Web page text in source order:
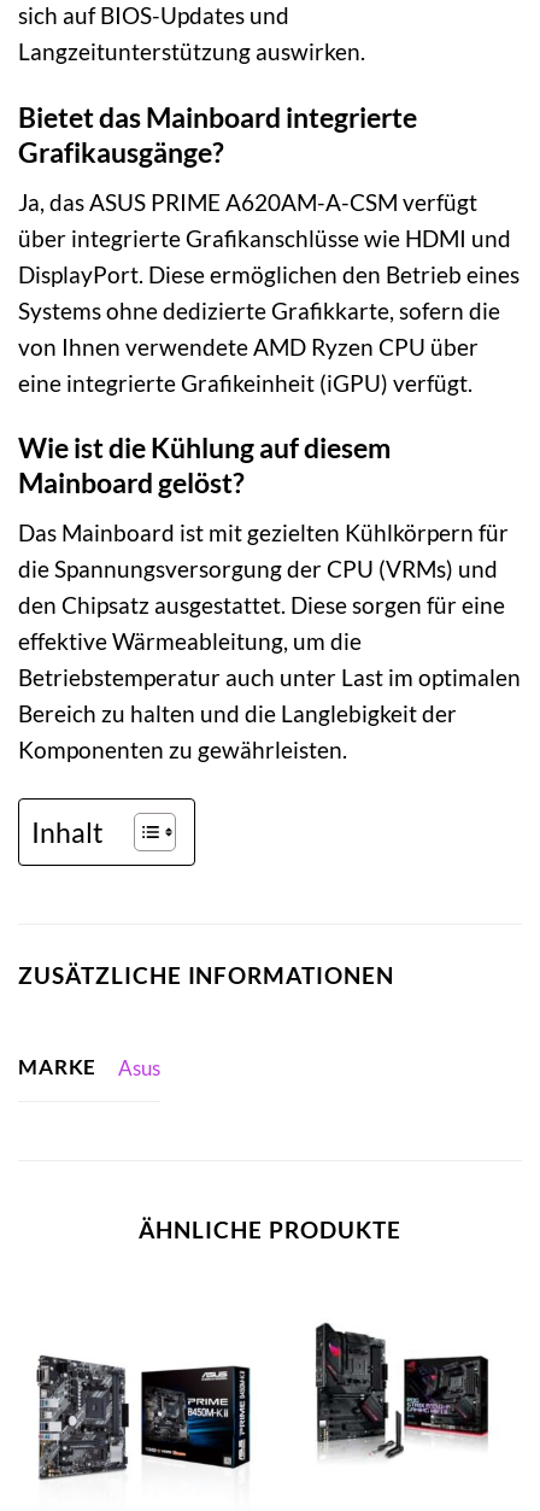
sich auf BIOS-Updates und
Langzeitunterstützung auswirken.
Bietet das Mainboard integrierte
Grafikausgänge?
Ja, das ASUS PRIME A620AM-A-CSM verfügt
über integrierte Grafikanschlüsse wie HDMI und
DisplayPort. Diese ermöglichen den Betrieb eines
Systems ohne dedizierte Grafikkarte, sofern die
von Ihnen verwendete AMD Ryzen CPU über
eine integrierte Grafikeinheit (iGPU) verfügt.
Wie ist die Kühlung auf diesem
Mainboard gelöst?
Das Mainboard ist mit gezielten Kühlkörpern für
die Spannungsversorgung der CPU (VRMs) und
den Chipsatz ausgestattet. Diese sorgen für eine
effektive Wärmeableitung, um die
Betriebstemperatur auch unter Last im optimalen
Bereich zu halten und die Langlebigkeit der
Komponenten zu gewährleisten.
Inhalt
ZUSÄTZLICHE INFORMATIONEN
MARKE Asus
ÄHNLICHE PRODUKTE